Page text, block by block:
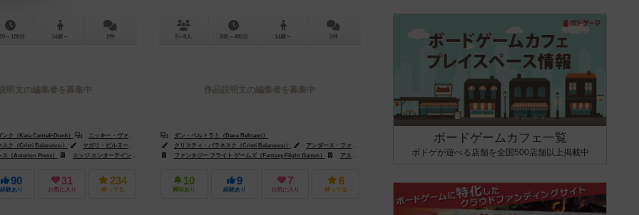
ダース・ファイナー（Anders Finér）
ファンタジー フライト ゲームズ（Fantasy Flight Games）
～180分 14歳～ 2件
明文の編集者を募集中
ンク（Kara Centell-Dunk）
ニッキー・ヴァレンス（Nikki Valens）
ク（Cristi Balanescu）
マガリ・ビルヌーブ（Magali Villeneuve）
（Asterion Press）
エッジ エンターテインメント（Edge Entertainment） ファンタジー フライト ゲームズ（Fantasy Flight Games）
90
経験あり
31
お気に入り
234
持ってる
3～8人 240～480分 14歳～ 0件
作品説明文の編集者を募集中
ダン・ベルトラミ（Dane Beltrami）
クリスティ・バラネスク（Cristi Balanescu）
アンダース・ファイナー（Anders Finér）
ファンタジー フライト ゲームズ（Fantasy Flight Games）
アスモデ（Asmodee） アスモデイタリア（Asmodee Italia）
10
興味あり
9
経験あり
7
お気に入り
6
持ってる
ボードゲームカフェ一覧
ボドゲが遊べる店舗を全国500店舗以上掲載中